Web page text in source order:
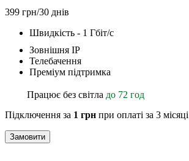
399 грн/30 днів
Швидкість - 1 Гбіт/с
Зовнішня ІР
Телебачення
Преміум підтримка
Працює без світла до 72 год
Підключення за 1 грн при оплаті за 3 місяці
Замовити